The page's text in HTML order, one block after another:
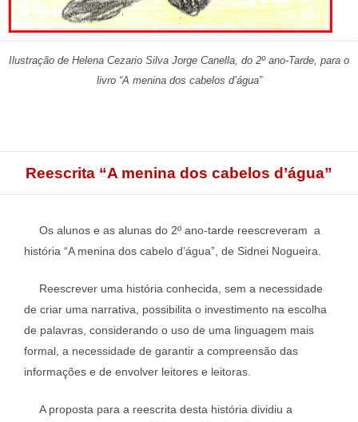
Ilustração de Helena Cezario Silva Jorge Canella, do 2º ano-Tarde, para o
livro “A menina dos cabelos d’água”
Reescrita “A menina dos cabelos d’água”
Os alunos e as alunas do 2º ano-tarde reescreveram a
história “A menina dos cabelo d’água”, de Sidnei Nogueira.
Reescrever uma história conhecida, sem a necessidade
de criar uma narrativa, possibilita o investimento na escolha
de palavras, considerando o uso de uma linguagem mais
formal, a necessidade de garantir a compreensão das
informações e de envolver leitores e leitoras.
A proposta para a reescrita desta história dividiu a